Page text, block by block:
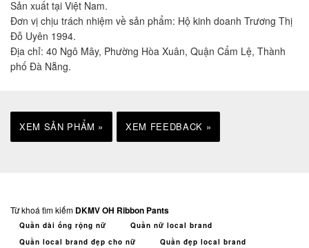
Sản xuất tại Việt Nam.
Đơn vị chịu trách nhiệm về sản phẩm: Hộ kinh doanh Trương Thị
Đỗ Uyên 1994.
Địa chỉ: 40 Ngô Mây, Phường Hòa Xuân, Quận Cẩm Lệ, Thành
phố Đà Nẵng.
XEM SẢN PHẨM » XEM FEEDBACK »
Từ khoá tìm kiếm DKMV OH Ribbon Pants
Quần dài ống rộng nữ
Quần nữ local brand
Quần local brand đẹp cho nữ
Quần đẹp local brand